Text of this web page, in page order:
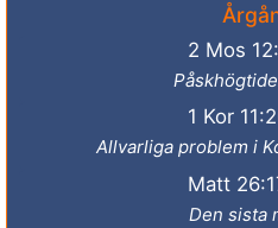
2 Mos
1 Kor
Allvarliga problem i
Matt
Den sista